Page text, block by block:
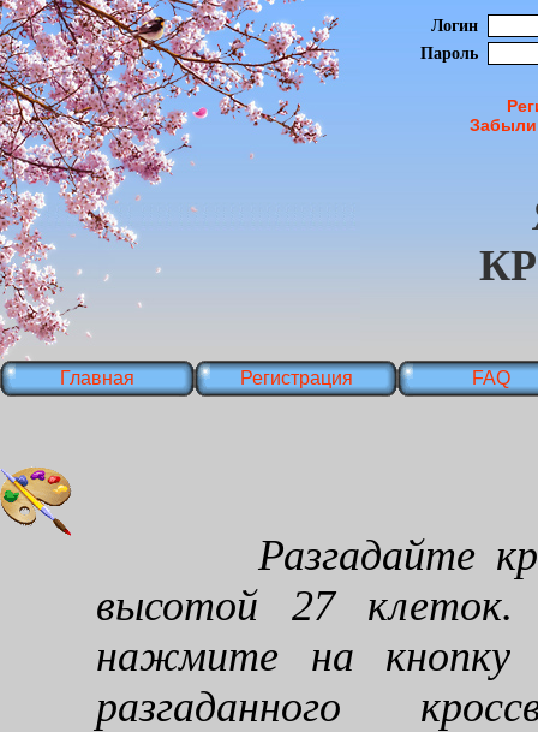
Логин
Пароль
Главная Регистрация FAQ
Разгадайте
высотой 27 клеток.
нажмите на кнопку
разгаданного